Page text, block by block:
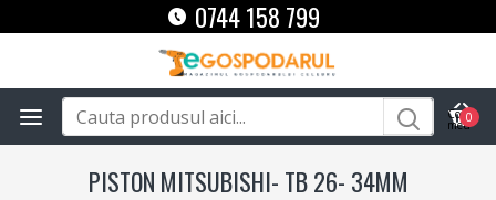
0744 158 799
0
PISTON MITSUBISHI- TB 26- 34MM